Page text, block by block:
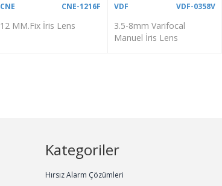
CNE-1216F
CNE
12 MM.Fix İris Lens
VDF-0358V
VDF
3.5-8mm Varifocal
Manuel İris Lens
Kategoriler
Hırsız Alarm Çözümleri